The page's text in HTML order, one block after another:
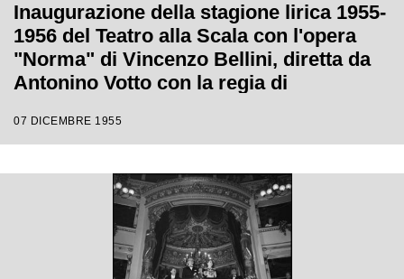
Inaugurazione della stagione lirica 1955-
1956 del Teatro alla Scala con l'opera
"Norma" di Vincenzo Bellini, diretta da
Antonino Votto con la regia di
07 DICEMBRE 1955